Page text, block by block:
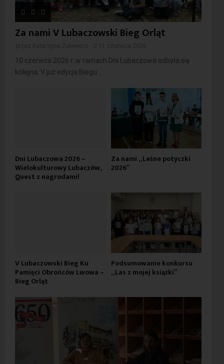
Za nami V Lubaczowski Bieg Orląt
10 czerwca 2026 r. w ramach Dni Lubaczowa odbyła się
kolejna, V już edycja Biegu...
Dni Lubaczowa 2026 –
Wielokulturowy Lubaczów,
Quest z nagrodami!
Za nami „Leśne potyczki
2026”
V Lubaczowski Bieg Ku
Pamięci Obrońców Lwowa –
Bieg Orląt
Podsumowanie konkursu
„Las z mojej książki”